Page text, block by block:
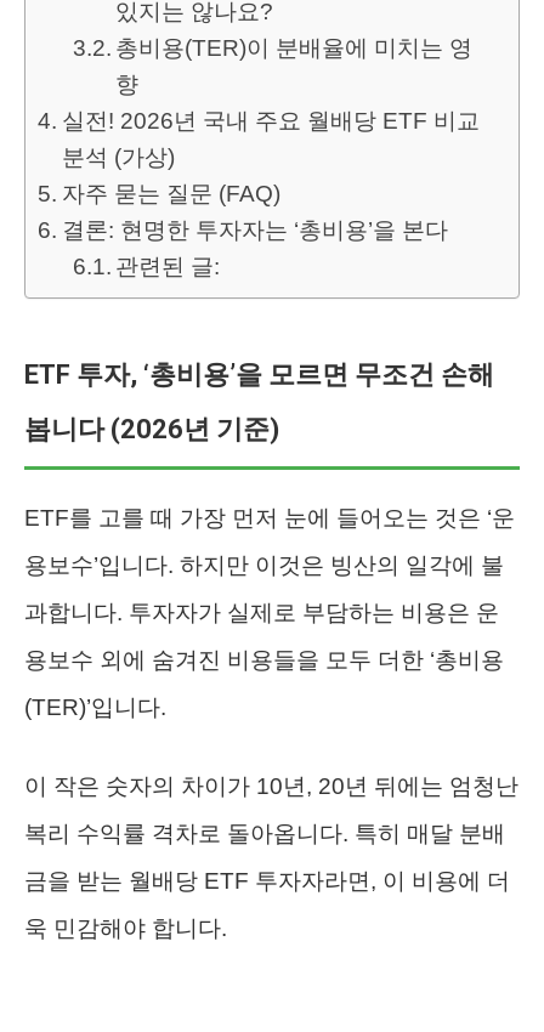
있지는 않나요?
총비용(TER)이 분배율에 미치는 영
향
실전! 2026년 국내 주요 월배당 ETF 비교
분석 (가상)
자주 묻는 질문 (FAQ)
결론: 현명한 투자자는 ‘총비용’을 본다
관련된 글:
ETF 투자, ‘총비용’을 모르면 무조건 손해
봅니다 (2026년 기준)
ETF를 고를 때 가장 먼저 눈에 들어오는 것은 ‘운
용보수’입니다. 하지만 이것은 빙산의 일각에 불
과합니다. 투자자가 실제로 부담하는 비용은 운
용보수 외에 숨겨진 비용들을 모두 더한 ‘총비용
(TER)’입니다.
이 작은 숫자의 차이가 10년, 20년 뒤에는 엄청난
복리 수익률 격차로 돌아옵니다. 특히 매달 분배
금을 받는 월배당 ETF 투자자라면, 이 비용에 더
욱 민감해야 합니다.